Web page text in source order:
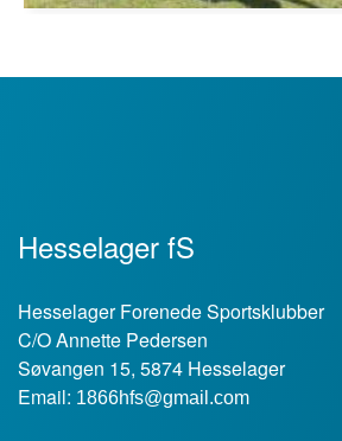
Hesselager fS
Hesselager Forenede Sportsklubber
C/O Annette Pedersen
Søvangen 15, 5874 Hesselager
Email: 1866hfs@gmail.com